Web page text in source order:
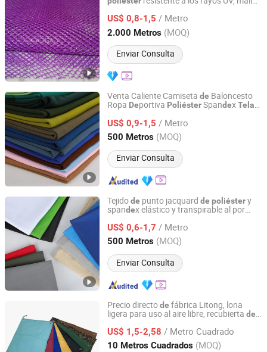
US$ 0,8-1,5 / Metro
2.000 Metros (MOQ)
Enviar Consulta
Quanzhou Goodo Bags Co., Ltd.
Fujian, China Desde 2025
Venta Caliente Camiseta de Baloncesto
Ropa Deportiva PoliésterSpandexTela
US$ 0,9-1,5 / Metro
500 Metros (MOQ)
Enviar Consulta
Shaoxing Keqiao Huihong Textile Co., Ltd.
Zhejiang, China Desde 2025
Tejidode punto jacquard de poliéstery
spandex elástico y transpirable al por
US$ 0,6-1,7 / Metro
500 Metros (MOQ)
Enviar Consulta
Shaoxing Keqiao Huihong Textile Co., Ltd.
Zhejiang, China Desde 2025
Precio directode fábrica Litong, lona
ligera para uso al aire libre, recubierta de
detienda
US$ 1,5-2,58 / Metro Cuadrado
10 Metros Cuadrados (MOQ)
Foshan Litong Fanpeng Co., Ltd.
Guangdong, China Desde 2023